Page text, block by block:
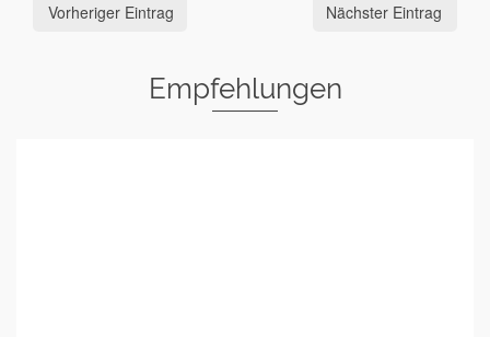
Vorheriger Eintrag Nächster Eintrag
Empfehlungen